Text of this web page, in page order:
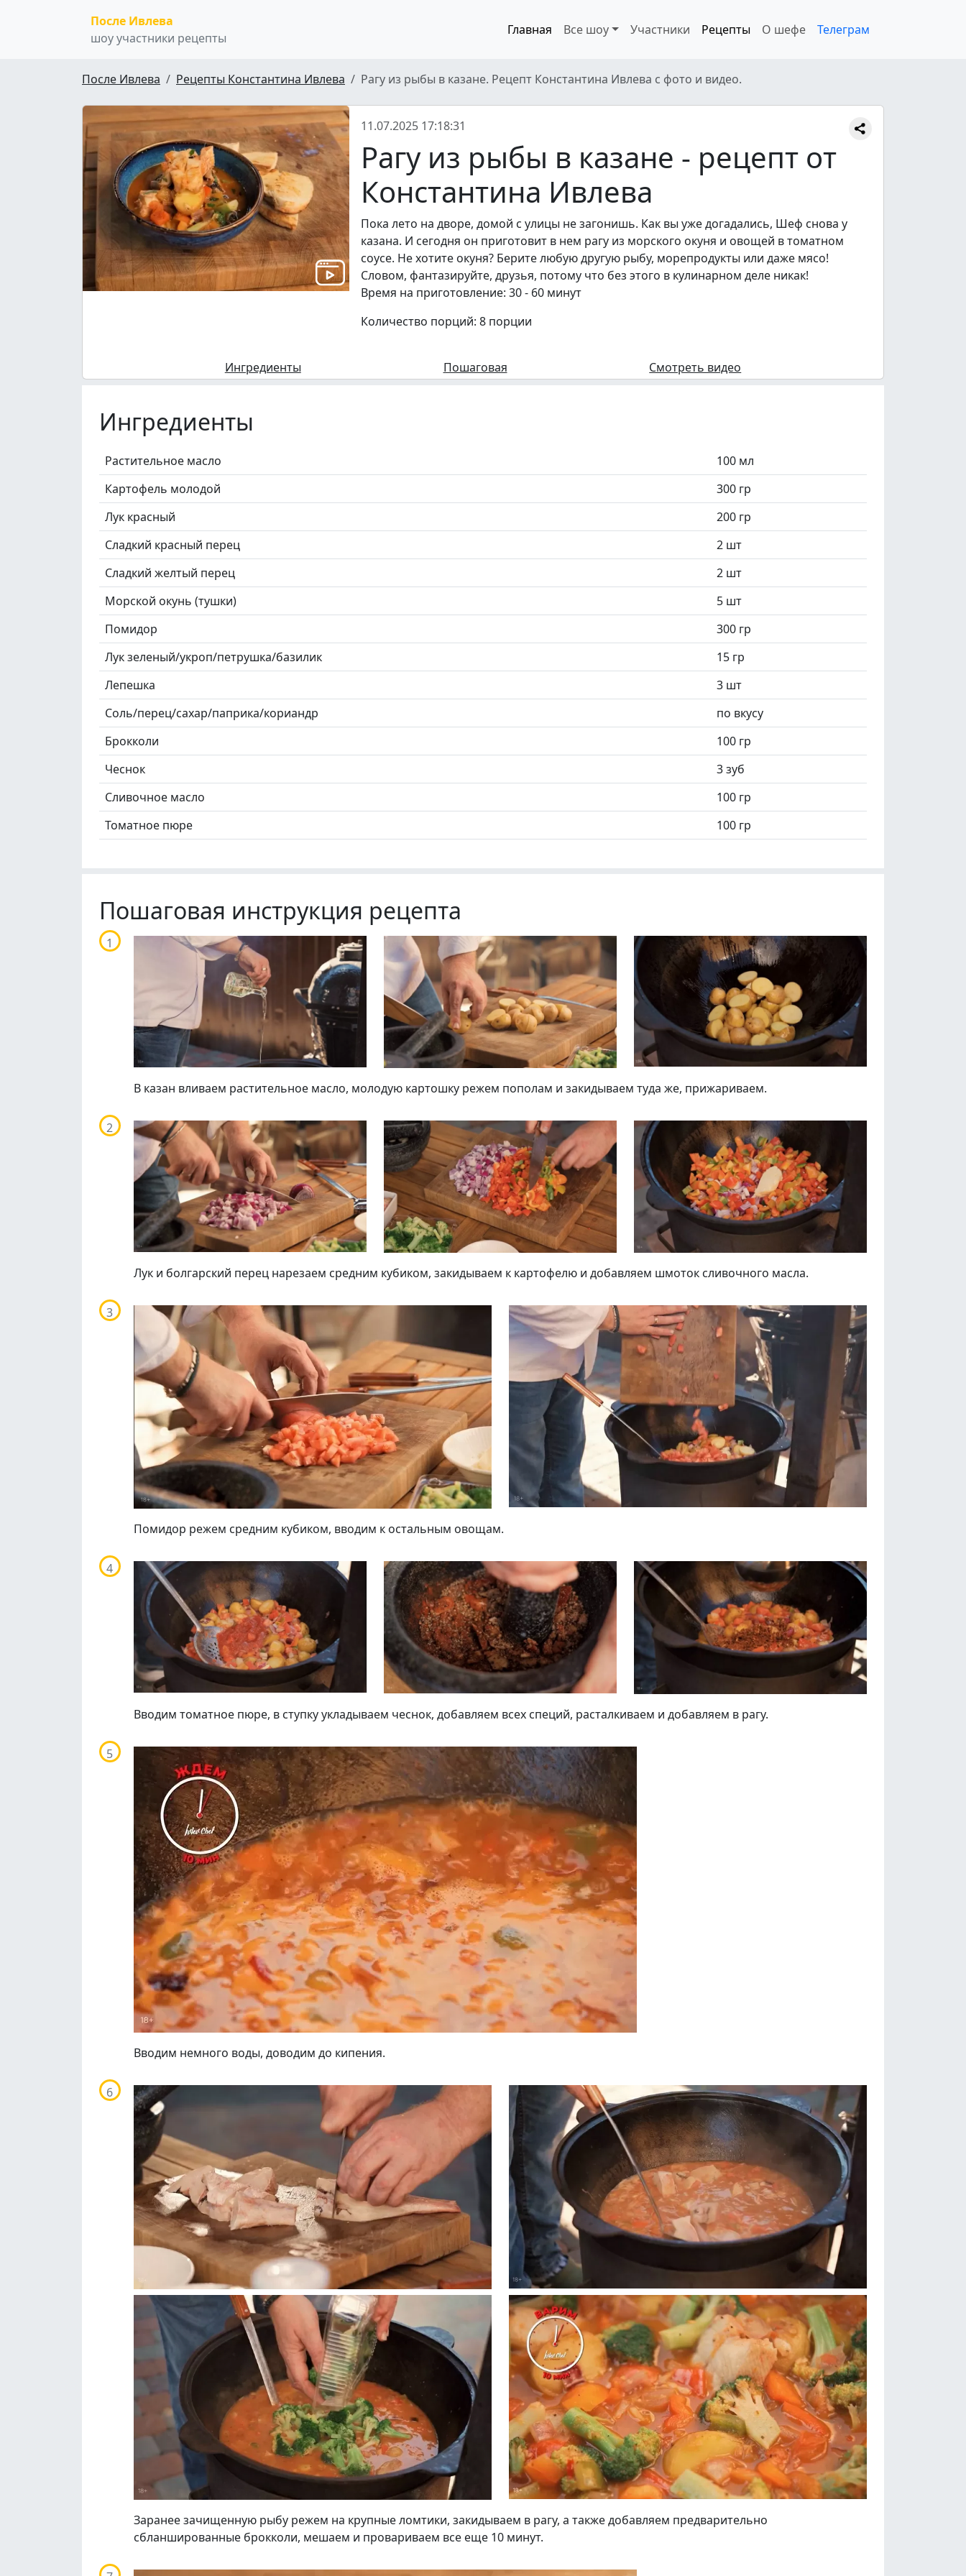
После Ивлева
шоу участники рецепты
Главная Все шоу Участники Рецепты О шефе Телеграм
После Ивлева Рецепты Константина Ивлева Рагу из рыбы в казане. Рецепт Константина Ивлева с фото и видео.
11.07.2025 17:18:31
Рагу из рыбы в казане - рецепт от
Константина Ивлева
Пока лето на дворе, домой с улицы не загонишь. Как вы уже догадались, Шеф снова у
казана. И сегодня он приготовит в нем рагу из морского окуня и овощей в томатном
соусе. Не хотите окуня? Берите любую другую рыбу, морепродукты или даже мясо!
Словом, фантазируйте, друзья, потому что без этого в кулинарном деле никак!
Время на приготовление: 30 - 60 минут
Количество порций: 8 порции
Ингредиенты Пошаговая Смотреть видео
Ингредиенты
Растительное масло
100 мл
Картофель молодой
300 гр
Лук красный
200 гр
Сладкий красный перец
2 шт
Сладкий желтый перец
2 шт
Морской окунь (тушки)
5 шт
Помидор
300 гр
Лук зеленый/укроп/петрушка/базилик
15 гр
Лепешка
3 шт
Соль/перец/сахар/паприка/кориандр
по вкусу
Брокколи
100 гр
Чеснок
3 зуб
Сливочное масло
100 гр
Томатное пюре
100 гр
Пошаговая инструкция рецепта
В казан вливаем растительное масло, молодую картошку режем пополам и закидываем туда же, прижариваем.
Лук и болгарский перец нарезаем средним кубиком, закидываем к картофелю и добавляем шмоток сливочного масла.
Помидор режем средним кубиком, вводим к остальным овощам.
Вводим томатное пюре, в ступку укладываем чеснок, добавляем всех специй, расталкиваем и добавляем в рагу.
Вводим немного воды, доводим до кипения.
Заранее зачищенную рыбу режем на крупные ломтики, закидываем в рагу, а также добавляем предварительно
сбланшированные брокколи, мешаем и провариваем все еще 10 минут.
Подписывайтесь на телеграм-канал.
Мы выкладываем авторские обзоры
Подписаться
Нас уже 5400